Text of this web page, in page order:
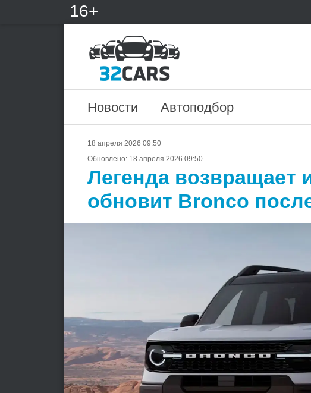
16+
Новости Автоподбор
18 апреля 2026 09:50
Обновлено: 18 апреля 2026 09:50
Легенда возвращает
обновит Bronco